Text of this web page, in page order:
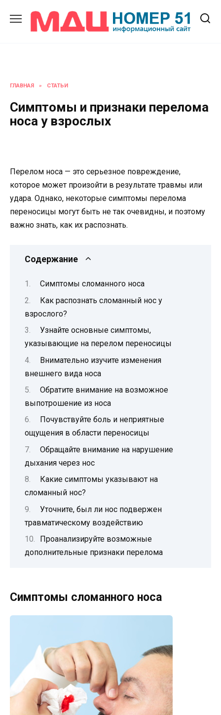
содержанию
ГЛАВНАЯ » СТАТЬИ
Симптомы и признаки перелома
носа у взрослых
Перелом носа — это серьезное повреждение,
которое может произойти в результате травмы или
удара. Однако, некоторые симптомы перелома
переносицы могут быть не так очевидны, и поэтому
важно знать, как их распознать.
Содержание
Симптомы сломанного носа
Как распознать сломанный нос у
взрослого?
Узнайте основные симптомы,
указывающие на перелом переносицы
Внимательно изучите изменения
внешнего вида носа
Обратите внимание на возможное
выпотрошение из носа
Почувствуйте боль и неприятные
ощущения в области переносицы
Обращайте внимание на нарушение
дыхания через нос
Какие симптомы указывают на
сломанный нос?
Уточните, был ли нос подвержен
травматическому воздействию
Проанализируйте возможные
дополнительные признаки перелома
Симптомы сломанного носа